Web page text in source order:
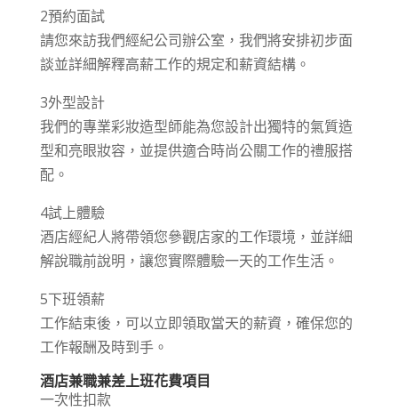
2預約面試
請您來訪我們經紀公司辦公室，我們將安排初步面
談並詳細解釋高薪工作的規定和薪資結構。
3外型設計
我們的專業彩妝造型師能為您設計出獨特的氣質造
型和亮眼妝容，並提供適合時尚公關工作的禮服搭
配。
4試上體驗
酒店經紀人將帶領您參觀店家的工作環境，並詳細
解說職前說明，讓您實際體驗一天的工作生活。
5下班領薪
工作結束後，可以立即領取當天的薪資，確保您的
工作報酬及時到手。
酒店兼職兼差上班花費項目
一次性扣款